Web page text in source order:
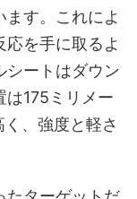
ます。これによ
応を手に取るよ
シートはダウン
は175ミリメー
、強度と軽さ